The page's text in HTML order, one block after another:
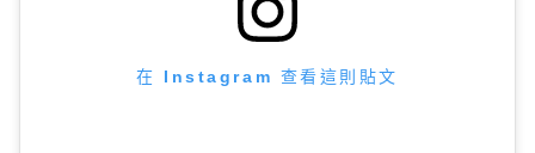
在 Instagram 查看這則貼文